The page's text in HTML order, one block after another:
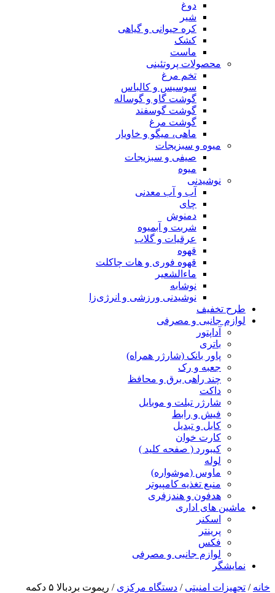
دوغ
شیر
کره حیوانی و گیاهی
کشک
ماست
محصولات پروتئینی
تخم مرغ
سوسیس و کالباس
گوشت گاو و گوساله
گوشت گوسفند
گوشت مرغ
ماهی، میگو و خاویار
میوه و سبزیجات
صیفی و سبزیجات
میوه
نوشیدنی
آب و آب معدنی
چای
دمنوش
شربت و آبمیوه
عرقیات و گلاب
قهوه
قهوه فوری و هات چاکلت
ماءالشعیر
نوشابه
نوشیدنی ورزشی و انرژی‌زا
طرح تخفیف
لوازم جانبی و مصرفی
آداپتور
باتری
پاور بانک (شارژر همراه)
جعبه و رک
چند راهی برق و محافظ
داکت
شارژر تبلت و موبایل
فیش و رابط
کابل و تبدیل
کارت خوان
کیبورد ( صفحه کلید )
لوله
ماوس (موشواره)
منبع تغذیه کامپیوتر
هدفون و هندزفری
ماشین های اداری
اسکنر
پرینتر
فکس
لوازم جانبی و مصرفی
نمایشگر
خانه / تجهیزات امنیتی / دستگاه مرکزی
/ ریموت بردبالا ۵ دکمه